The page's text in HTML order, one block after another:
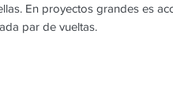
En proyectos grandes es
par de vueltas.